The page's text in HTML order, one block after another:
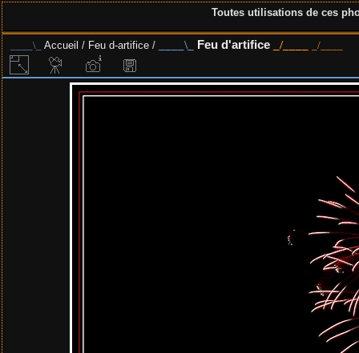
Toutes utilisations de ces
Accueil / Feu d-artifice / Feu d'artifice